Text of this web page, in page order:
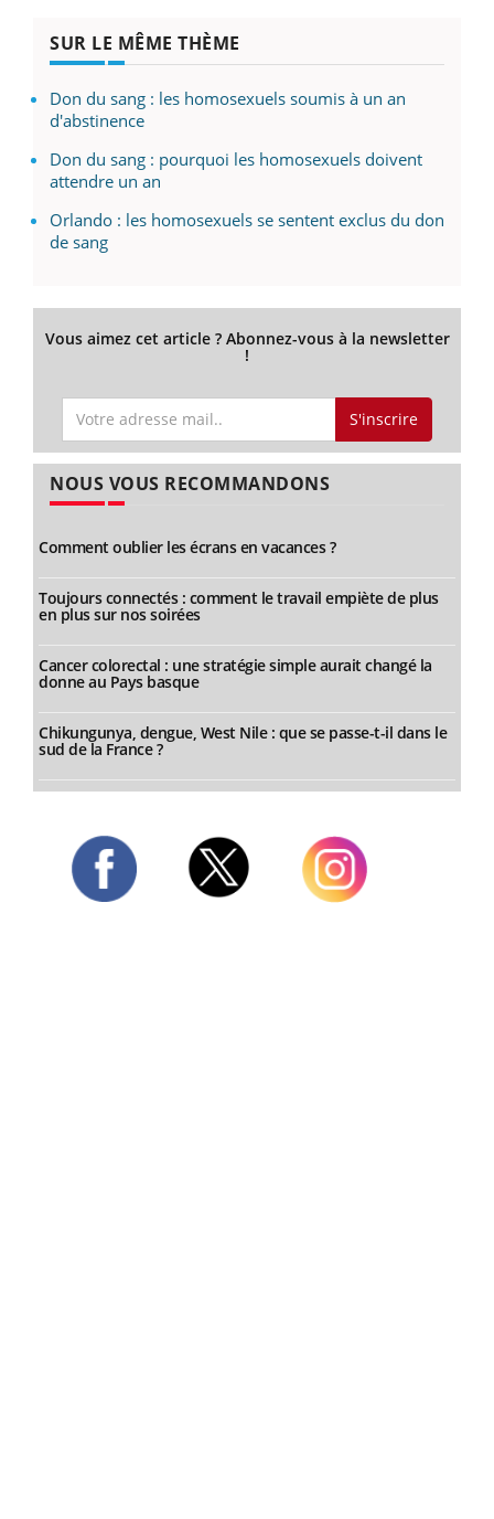
SUR LE MÊME THÈME
Don du sang : les homosexuels soumis à un an
d'abstinence
Don du sang : pourquoi les homosexuels doivent
attendre un an
Orlando : les homosexuels se sentent exclus du don
de sang
Vous aimez cet article ? Abonnez-vous à la newsletter
!
S'inscrire
NOUS VOUS RECOMMANDONS
Comment oublier les écrans en vacances ?
Toujours connectés : comment le travail empiète de plus
en plus sur nos soirées
Cancer colorectal : une stratégie simple aurait changé la
donne au Pays basque
Chikungunya, dengue, West Nile : que se passe-t-il dans le
sud de la France ?